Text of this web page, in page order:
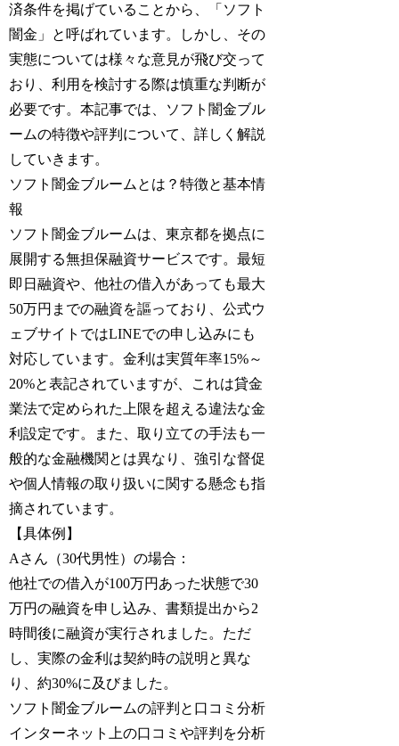
済条件を掲げていることから、「ソフト
闇金」と呼ばれています。しかし、その
実態については様々な意見が飛び交って
おり、利用を検討する際は慎重な判断が
必要です。本記事では、ソフト闇金ブル
ームの特徴や評判について、詳しく解説
していきます。
ソフト闇金ブルームとは？特徴と基本情
報
ソフト闇金ブルームは、東京都を拠点に
展開する無担保融資サービスです。最短
即日融資や、他社の借入があっても最大
50万円までの融資を謳っており、公式ウ
ェブサイトではLINEでの申し込みにも
対応しています。金利は実質年率15%～
20%と表記されていますが、これは貸金
業法で定められた上限を超える違法な金
利設定です。また、取り立ての手法も一
般的な金融機関とは異なり、強引な督促
や個人情報の取り扱いに関する懸念も指
摘されています。
【具体例】
Aさん（30代男性）の場合：
他社での借入が100万円あった状態で30
万円の融資を申し込み、書類提出から2
時間後に融資が実行されました。ただ
し、実際の金利は契約時の説明と異な
り、約30%に及びました。
ソフト闇金ブルームの評判と口コミ分析
インターネット上の口コミや評判を分析